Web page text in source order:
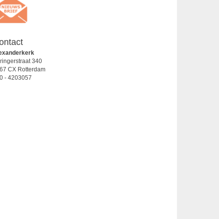
340
CX Rotterdam
- 4203057